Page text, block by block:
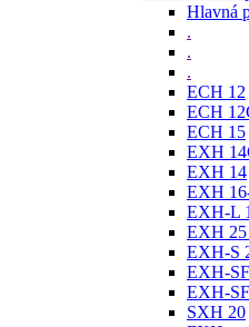
Hlavná
.
.
.
ECH 12
ECH
ECH 15
EXH
EXH 14
EXH
EXH-L
EXH 25
EXH-S
EXH-
EXH-
SXH 20